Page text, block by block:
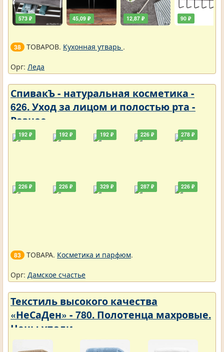
573 ₽ 45,09 ₽ 12,87 ₽ 90 ₽
38 ТОВАРОВ. Кухонная утварь .
Орг: Леда
СпивакЪ - натуральная косметика -
626. Уход за лицом и полостью рта -
Разное
192 ₽
226 ₽
192 ₽
226 ₽
192 ₽
329 ₽
226 ₽
287 ₽
278 ₽
226 ₽
83 ТОВАРА. Косметика и парфюм.
Орг: Дамское счастье
Текстиль высокого качества
«НеСаДен» - 780. Полотенца махровые.
Цены упали